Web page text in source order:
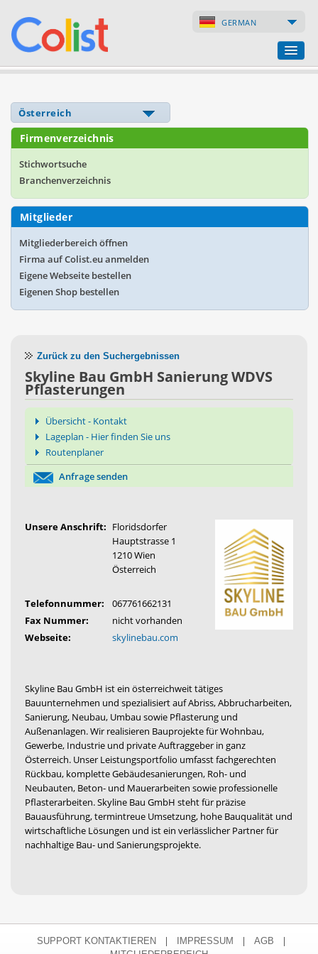
GERMAN
Firmenverzeichnis
Internet-Shops
Firmenverzeichnis
Stichwortsuche
Branchenverzeichnis
Mitglieder
Mitgliederbereich öffnen
Firma auf Colist.eu anmelden
Eigene Webseite bestellen
Eigenen Shop bestellen
Zurück zu den Suchergebnissen
Skyline Bau GmbH Sanierung WDVS
Pflasterungen
Übersicht - Kontakt
Lageplan - Hier finden Sie uns
Routenplaner
Anfrage senden
Unsere Anschrift: Floridsdorfer
Hauptstrasse 1
1210 Wien
Österreich
Telefonnummer:
067761662131
Fax Nummer:
nicht vorhanden
Webseite:
skylinebau.com
Skyline Bau GmbH ist ein österreichweit tätiges
Bauunternehmen und spezialisiert auf Abriss, Abbrucharbeiten,
Sanierung, Neubau, Umbau sowie Pflasterung und
Außenanlagen. Wir realisieren Bauprojekte für Wohnbau,
Gewerbe, Industrie und private Auftraggeber in ganz
Österreich. Unser Leistungsportfolio umfasst fachgerechten
Rückbau, komplette Gebäudesanierungen, Roh- und
Neubauten, Beton- und Mauerarbeiten sowie professionelle
Pflasterarbeiten. Skyline Bau GmbH steht für präzise
Bauausführung, termintreue Umsetzung, hohe Bauqualität und
wirtschaftliche Lösungen und ist ein verlässlicher Partner für
nachhaltige Bau- und Sanierungsprojekte.
SUPPORT KONTAKTIEREN | IMPRESSUM | AGB |